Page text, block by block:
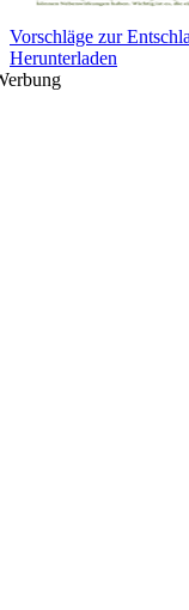
Vorschläge zur
Herunterladen